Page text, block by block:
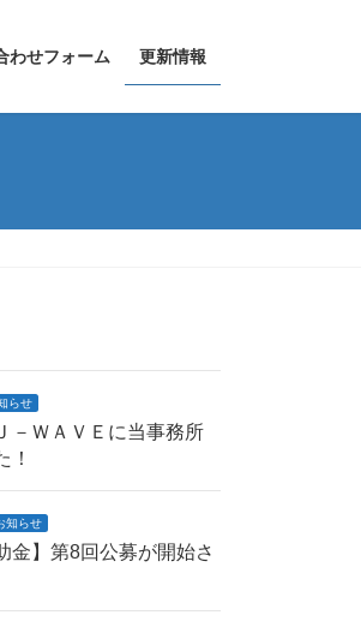
わせフォーム 更新情報
らせ
－ＷＡＶＥに当事務所
！
知らせ
金】第8回公募が開始さ